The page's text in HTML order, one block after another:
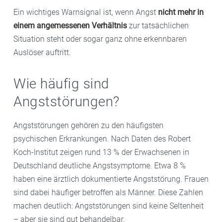
Ein wichtiges Warnsignal ist, wenn Angst nicht mehr in
einem angemessenen Verhältnis zur tatsächlichen
Situation steht oder sogar ganz ohne erkennbaren
Auslöser auftritt.
Wie häufig sind
Angststörungen?
Angststörungen gehören zu den häufigsten
psychischen Erkrankungen. Nach Daten des Robert
Koch-Institut zeigen rund 13 % der Erwachsenen in
Deutschland deutliche Angstsymptome. Etwa 8 %
haben eine ärztlich dokumentierte Angststörung. Frauen
sind dabei häufiger betroffen als Männer. Diese Zahlen
machen deutlich: Angststörungen sind keine Seltenheit
– aber sie sind gut behandelbar.